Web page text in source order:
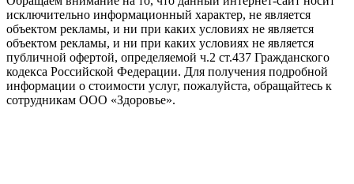
исключительно информационный характер, не является
объектом рекламы, и ни при каких условиях не является
объектом рекламы, и ни при каких условиях не является
публичной офертой, определяемой ч.2 ст.437 Гражданского
кодекса Российской Федерации. Для получения подробной
информации о стоимости услуг, пожалуйста, обращайтесь к
сотрудникам ООО «Здоровье».